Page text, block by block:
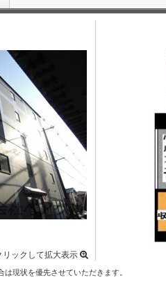
リックして拡大表示
現状を優先させていただきます。